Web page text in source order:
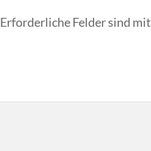
Erforderliche Felder sind mit